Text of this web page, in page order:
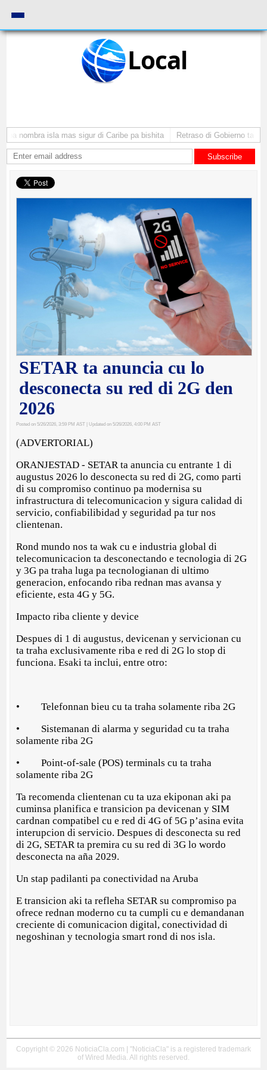
Local
nombra isla mas sigur di Caribe pa bishita Retraso di Gobierno ta
Subscribe
SETAR ta anuncia cu lo
desconecta su red di 2G den
2026
Posted on 5/26/2026, 3:59 PM AST | Updated on 5/26/2026, 4:00 PM AST
(ADVERTORIAL)
ORANJESTAD - SETAR ta anuncia cu entrante 1 di
augustus 2026 lo desconecta su red di 2G, como parti
di su compromiso continuo pa modernisa su
infrastructura di telecomunicacion y sigura calidad di
servicio, confiabilibidad y seguridad pa tur nos
clientenan.
Rond mundo nos ta wak cu e industria global di
telecomunicacion ta desconectando e tecnologia di 2G
y 3G pa traha luga pa tecnologianan di ultimo
generacion, enfocando riba rednan mas avansa y
eficiente, esta 4G y 5G.
Impacto riba cliente y device
Despues di 1 di augustus, devicenan y servicionan cu
ta traha exclusivamente riba e red di 2G lo stop di
funciona. Esaki ta inclui, entre otro:
• Telefonnan bieu cu ta traha solamente riba 2G
• Sistemanan di alarma y seguridad cu ta traha
solamente riba 2G
• Point-of-sale (POS) terminals cu ta traha
solamente riba 2G
Ta recomenda clientenan cu ta uza ekiponan aki pa
cuminsa planifica e transicion pa devicenan y SIM
cardnan compatibel cu e red di 4G of 5G p’asina evita
interupcion di servicio. Despues di desconecta su red
di 2G, SETAR ta premira cu su red di 3G lo wordo
desconecta na aña 2029.
Un stap padilanti pa conectividad na Aruba
E transicion aki ta refleha SETAR su compromiso pa
ofrece rednan moderno cu ta cumpli cu e demandanan
creciente di comunicacion digital, conectividad di
negoshinan y tecnologia smart rond di nos isla.
Copyright © 2026 NoticiaCla.com | "NoticiaCla" is a registered trademark
of Wired Media. All rights reserved.